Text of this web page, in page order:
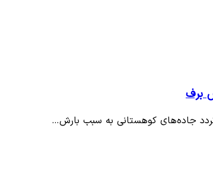
برف
جاده‌های کوهستانی به سبب بارش…